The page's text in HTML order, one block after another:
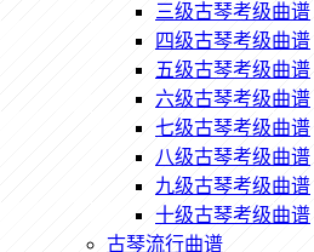
三级古琴考级曲谱
四级古琴考级曲谱
五级古琴考级曲谱
六级古琴考级曲谱
七级古琴考级曲谱
八级古琴考级曲谱
九级古琴考级曲谱
十级古琴考级曲谱
古琴流行曲谱